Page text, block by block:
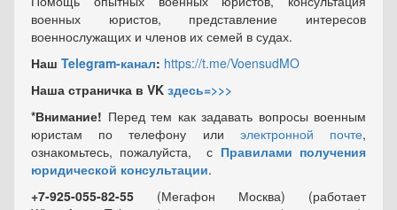
военных юристов, представление интересов
военнослужащих и членов их семей в судах.
Наш Telegram-канал: https://t.me/VoensudMO
Наша страничка в VK здесь=>>>
*Внимание! Перед тем как задавать вопросы военным
юристам по телефону или электронной почте,
ознакомьтесь, пожалуйста, с Правилами получения
юридической консультации.
+7-925-055-82-55 (Мегафон Москва) (работает